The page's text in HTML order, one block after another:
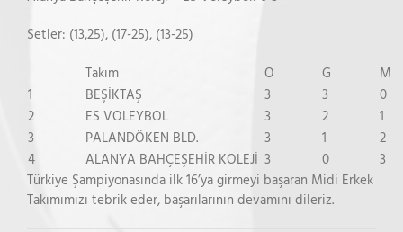
Setler: (13,25), (17-25), (13-25)
Takım
O G
M
1
BEŞİKTAŞ 3 3
0
2
ES VOLEYBOL 3 2
1
3
PALANDÖKEN BLD. 3 1
2
4
ALANYA BAHÇEŞEHİR KOLEJİ 3 0
3
Türkiye Şampiyonasında ilk 16’ya girmeyi başaran Midi Erkek
Takımımızı tebrik eder, başarılarının devamını dileriz.